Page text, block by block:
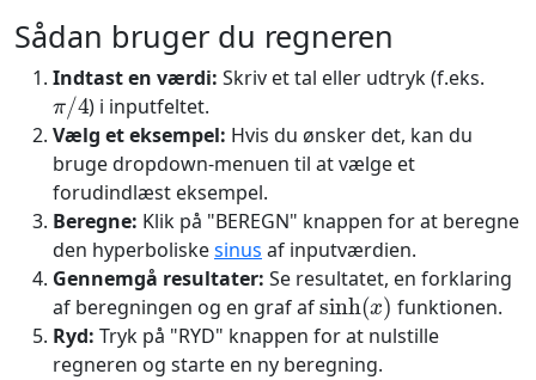
Sådan bruger du regneren
Indtast en værdi: Skriv et tal eller udtryk (f.eks.
π/4
) i inputfeltet.
Vælg et eksempel: Hvis du ønsker det, kan du
bruge dropdown-menuen til at vælge et
forudindlæst eksempel.
Beregne: Klik på "BEREGN" knappen for at beregne
den hyperboliskesinus af inputværdien.
Gennemgå resultater: Se resultatet, en forklaring
af beregningen og en graf af
sinh(x)
funktionen.
Ryd: Tryk på "RYD" knappen for at nulstille
regneren og starte en ny beregning.